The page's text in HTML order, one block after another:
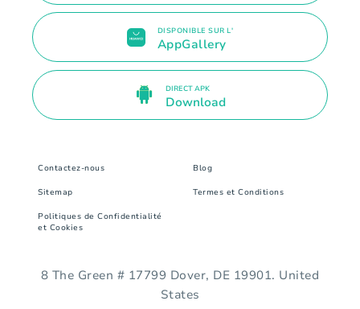
DISPONIBLE SUR L'
AppGallery
DIRECT APK
Download
Contactez-nous Blog
Sitemap Termes et Conditions
Politiques de Confidentialité
et Cookies
8 The Green # 17799 Dover, DE 19901. United
States